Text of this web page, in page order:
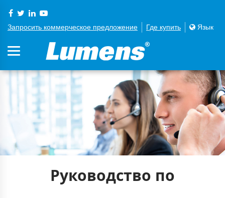
Запросить коммерческое предложение Где купить Язык
Руководство по